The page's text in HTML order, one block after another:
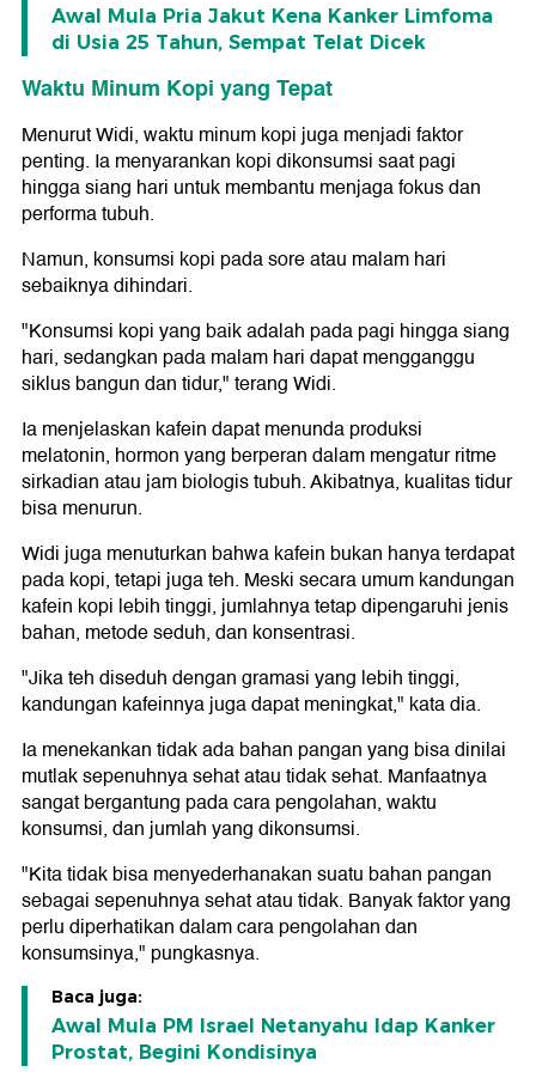
Awal Mula Pria Jakut Kena Kanker Limfoma
di Usia 25 Tahun, Sempat Telat Dicek
Waktu Minum Kopi yang Tepat
Menurut Widi, waktu minum kopi juga menjadi faktor
penting. Ia menyarankan kopi dikonsumsi saat pagi
hingga siang hari untuk membantu menjaga fokus dan
performa tubuh.
Namun, konsumsi kopi pada sore atau malam hari
sebaiknya dihindari.
"Konsumsi kopi yang baik adalah pada pagi hingga siang
hari, sedangkan pada malam hari dapat mengganggu
siklus bangun dan tidur," terang Widi.
Ia menjelaskan kafein dapat menunda produksi
melatonin, hormon yang berperan dalam mengatur ritme
sirkadian atau jam biologis tubuh. Akibatnya, kualitas tidur
bisa menurun.
Widi juga menuturkan bahwa kafein bukan hanya terdapat
pada kopi, tetapi juga teh. Meski secara umum kandungan
kafein kopi lebih tinggi, jumlahnya tetap dipengaruhi jenis
bahan, metode seduh, dan konsentrasi.
"Jika teh diseduh dengan gramasi yang lebih tinggi,
kandungan kafeinnya juga dapat meningkat," kata dia.
Ia menekankan tidak ada bahan pangan yang bisa dinilai
mutlak sepenuhnya sehat atau tidak sehat. Manfaatnya
sangat bergantung pada cara pengolahan, waktu
konsumsi, dan jumlah yang dikonsumsi.
"Kita tidak bisa menyederhanakan suatu bahan pangan
sebagai sepenuhnya sehat atau tidak. Banyak faktor yang
perlu diperhatikan dalam cara pengolahan dan
konsumsinya," pungkasnya.
Baca juga:
Awal Mula PM Israel Netanyahu Idap Kanker
Prostat, Begini Kondisinya